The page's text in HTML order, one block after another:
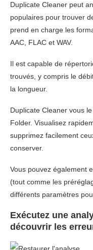
Duplicate Cleaner peut
populaires pour trouver
prend en charge les
AAC, FLAC et WAV.
Il est capable de
trouvés, y compris le
la longueur.
Duplicate Cleaner vous
Folder. Visualisez
supprimez facilement
conserver.
Vous pouvez également
(tout comme les
différents paramètres
Exécutez une
découvrir les